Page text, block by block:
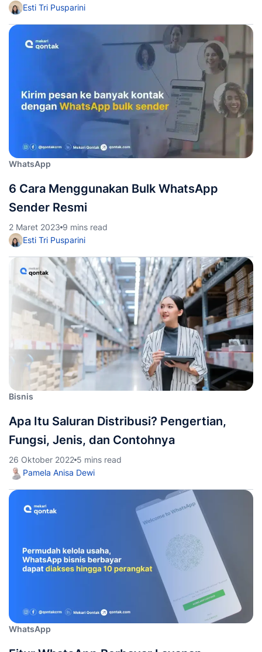
Esti Tri Pusparini
WhatsApp
6 Cara Menggunakan Bulk WhatsApp
Sender Resmi
2 Maret 2023 9 mins read
Esti Tri Pusparini
Bisnis
Apa Itu Saluran Distribusi? Pengertian,
Fungsi, Jenis, dan Contohnya
26 Oktober 2022 5 mins read
Pamela Anisa Dewi
WhatsApp